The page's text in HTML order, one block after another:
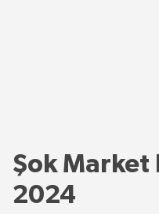
Şok Market
2024